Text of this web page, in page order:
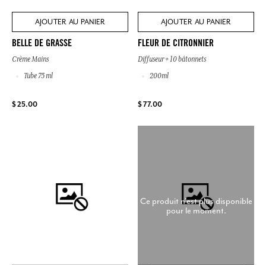
AJOUTER AU PANIER
BELLE DE GRASSE
Crème Mains
Tube 75 ml
$ 25.00
AJOUTER AU PANIER
FLEUR DE CITRONNIER
Diffuseur + 10 bâtonnets
200ml
$ 77.00
Ce produit n'est plus disponible
pour le moment.